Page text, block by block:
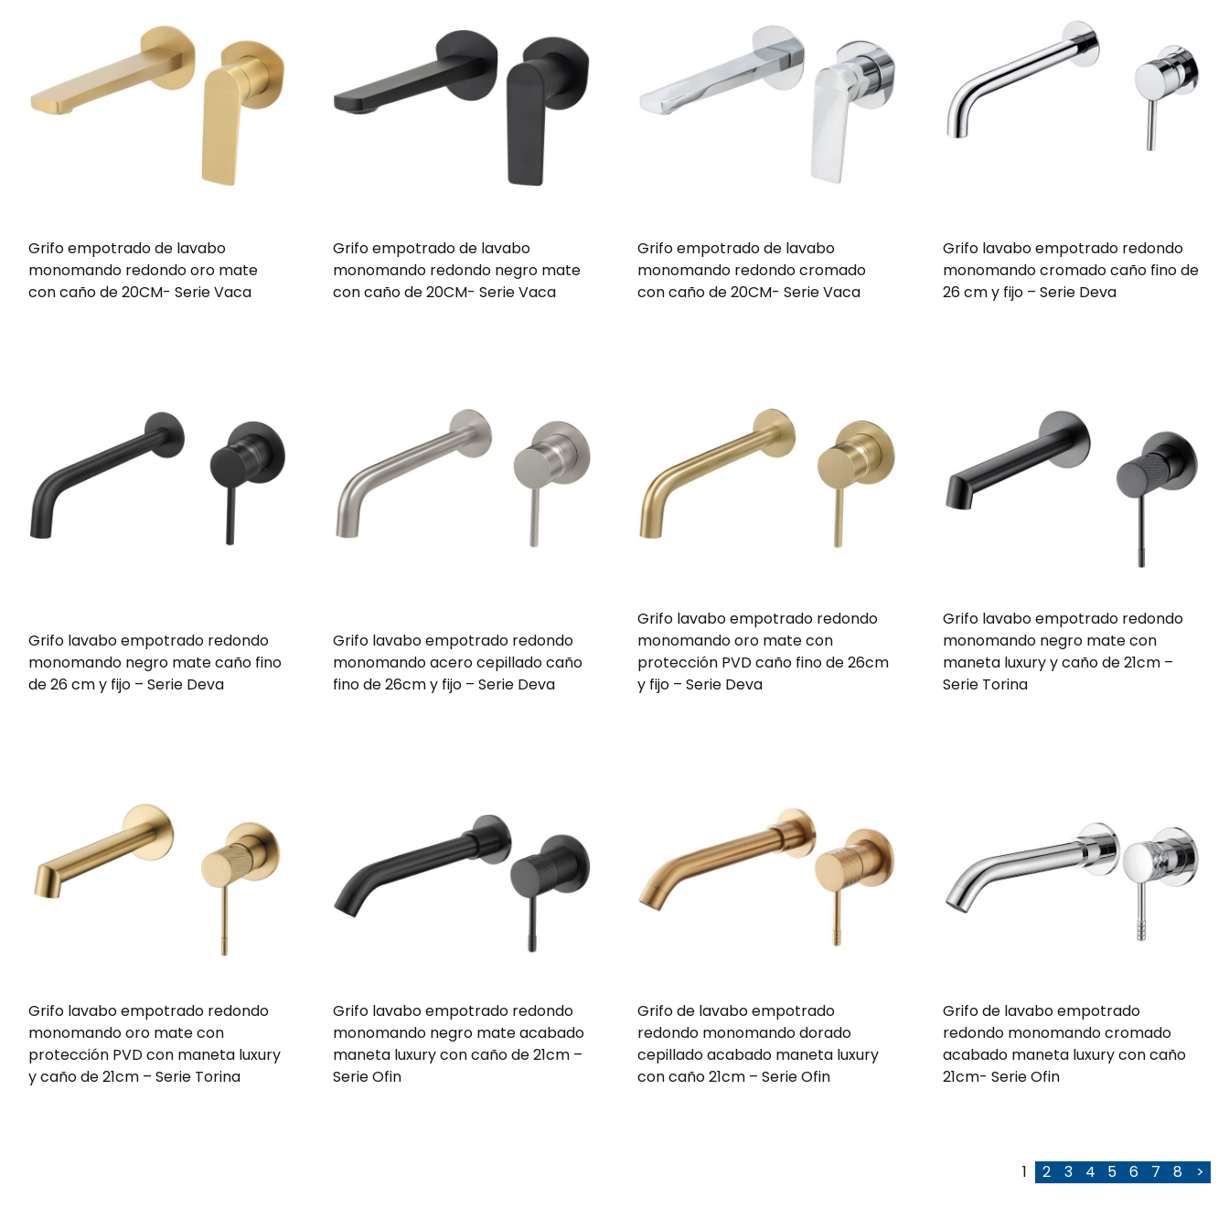
Grifo empotrado de lavabo
monomando redondo oro mate
con caño de 20CM- Serie Vaca
Grifo empotrado de lavabo
monomando redondo negro mate
con caño de 20CM- Serie Vaca
Grifo empotrado de lavabo
monomando redondo cromado
con caño de 20CM- Serie Vaca
Grifo lavabo empotrado redondo
monomando cromado caño fino de
26 cm y fijo – Serie Deva
Grifo lavabo empotrado redondo
monomando negro mate caño fino
de 26 cm y fijo – Serie Deva
Grifo lavabo empotrado redondo
monomando acero cepillado caño
fino de 26cm y fijo – Serie Deva
Grifo lavabo empotrado redondo
monomando oro mate con
protección PVD caño fino de 26cm
y fijo – Serie Deva
Grifo lavabo empotrado redondo
monomando negro mate con
maneta luxury y caño de 21cm –
Serie Torina
Grifo lavabo empotrado redondo
monomando oro mate con
protección PVD con maneta luxury
y caño de 21cm – Serie Torina
Grifo lavabo empotrado redondo
monomando negro mate acabado
maneta luxury con caño de 21cm –
Serie Ofin
Grifo de lavabo empotrado
redondo monomando dorado
cepillado acabado maneta luxury
con caño 21cm – Serie Ofin
Grifo de lavabo empotrado
redondo monomando cromado
acabado maneta luxury con caño
21cm- Serie Ofin
1 2 3 4 5 6 7 8 >